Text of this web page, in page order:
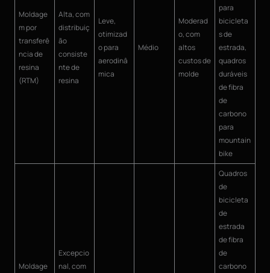
Moldage
m por
transferê
ncia de
resina
(RTM)
Alta, com
distribuiç
ão
consiste
nte de
resina
Leve,
otimizad
o para
aerodinâ
mica
Médio
Moderad
o, com
altos
custos de
molde
para
bicicleta
s de
estrada,
quadros
duráveis
de fibra
de
carbono
para
mountain
bike
Moldage
Excepcio
nal, com
Quadros
de
bicicleta
de
estrada
de fibra
de
carbono